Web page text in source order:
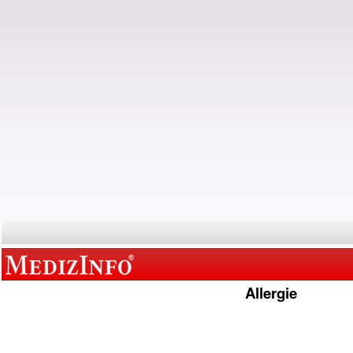
Allergie